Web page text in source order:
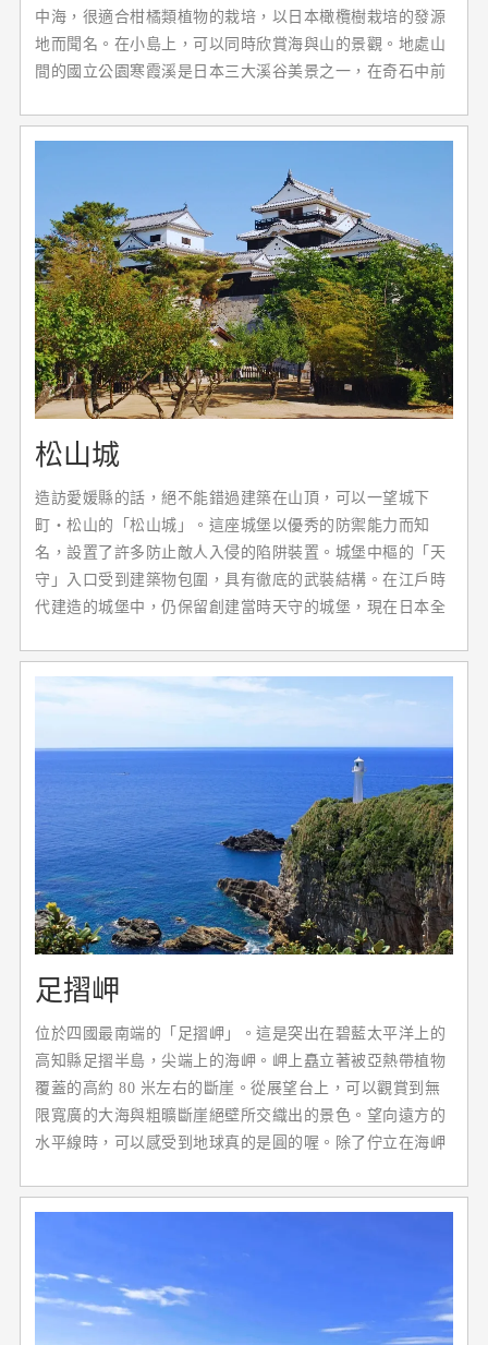
中海，很適合柑橘類植物的栽培，以日本橄欖樹栽培的發源
地而聞名。在小島上，可以同時欣賞海與山的景觀。地處山
間的國立公園寒霞溪是日本三大溪谷美景之一，在奇石中前
域文化中，花費一定時間創作一件藝術品，也是非常獨特的
松山城
造訪愛媛縣的話，絕不能錯過建築在山頂，可以一望城下
町・松山的「松山城」。這座城堡以優秀的防禦能力而知
名，設置了許多防止敵人入侵的陷阱裝置。城堡中樞的「天
守」入口受到建築物包圍，具有徹底的武裝結構。在江戶時
代建造的城堡中，仍保留創建當時天守的城堡，現在日本全
還可以體驗穿著盔甲(盔甲、頭盔)。從最高樓層可以欣賞到
的城鎮景色也是必看之處。
足摺岬
位於四國最南端的「足摺岬」。這是突出在碧藍太平洋上的
高知縣足摺半島，尖端上的海岬。岬上矗立著被亞熱帶植物
覆蓋的高約 80 米左右的斷崖。從展望台上，可以觀賞到無
限寬廣的大海與粗曠斷崖絕壁所交織出的景色。望向遠方的
水平線時，可以感受到地球真的是圓的喔。除了佇立在海岬
是日本數一數二的海蝕洞「白山洞門」，也有幾處可以免費